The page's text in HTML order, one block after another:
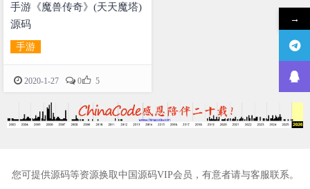
手游《魔兽传奇》(天天魔塔)
源码
手游
2020-1-27 0 5
您可提供源码等资源换取中国源码VIP会员，有意者请与客服联系。
→